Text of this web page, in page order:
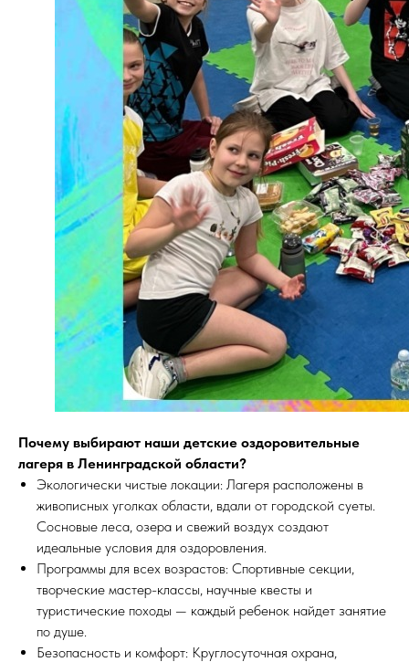
Почему выбирают наши детские оздоровительные
лагеря в Ленинградской области?
Экологически чистые локации: Лагеря расположены в
живописных уголках области, вдали от городской суеты.
Сосновые леса, озера и свежий воздух создают
идеальные условия для оздоровления.
Программы для всех возрастов: Спортивные секции,
творческие мастер-классы, научные квесты и
туристические походы — каждый ребенок найдет занятие
по душе.
Безопасность и комфорт: Круглосуточная охрана,